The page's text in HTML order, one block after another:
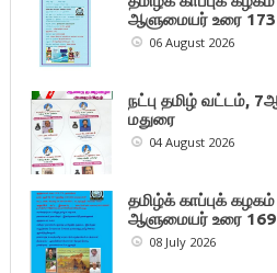
ஆளுமையர் உரை
06 August 2026
நட்பு தமிழ் வட்டம்,
மதுரை
04 August 2026
தமிழ்க் காப்புக்
ஆளுமையர் உரை
08 July 2026